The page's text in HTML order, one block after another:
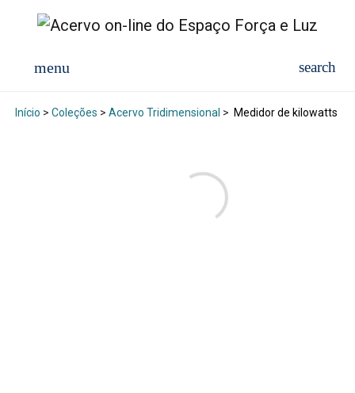
Início > Coleções > Acervo Tridimensional > Medidor de kilowatts